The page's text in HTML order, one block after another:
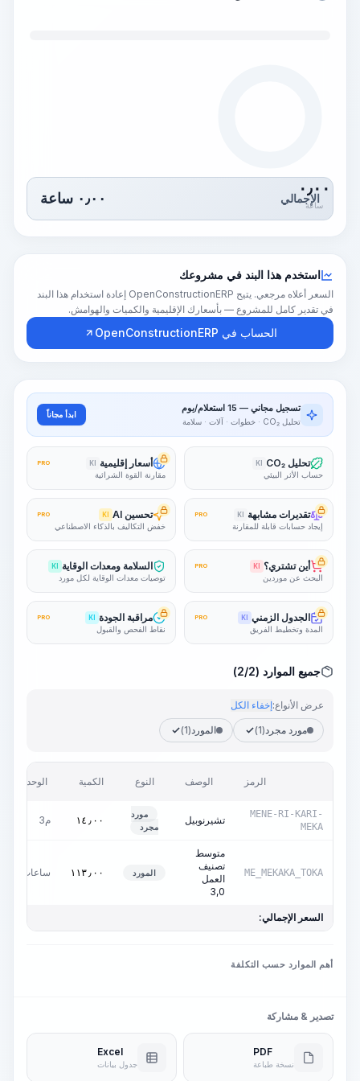
٠٫٠٠
ساعة
الإجمالي ٠٫٠٠ ساعة
استخدم هذا البند في مشروعك
السعر أعلاه مرجعي. يتيح OpenConstructionERP إعادة استخدام هذا البند
في تقدير كامل للمشروع — بأسعارك الإقليمية والكميات والهوامش.
الحساب في OpenConstructionERP
تسجيل مجاني — 15 استعلام/يوم
تحليل CO₂ · خطوات · آلات · سلامة
ابدأ مجاناً
تحليل CO₂ KI
حساب الأثر البيئي
أسعار إقليمية KI
PRO
مقارنة القوة الشرائية
تقديرات مشابهة KI
PRO
إيجاد حسابات قابلة للمقارنة
تحسين AI KI
PRO
خفض التكاليف بالذكاء الاصطناعي
أين تشتري؟ KI
PRO
البحث عن موردين
السلامة ومعدات الوقاية KI
توصيات معدات الوقاية لكل مورد
الجدول الزمني KI
PRO
المدة وتخطيط الفريق
مراقبة الجودة KI
PRO
نقاط الفحص والقبول
جميع الموارد (2/2)
عرض الأنواع:إخفاء الكل
مورد مجرد(1) المورد(1)
الرمز الوصف النوع الكمية الوحدة
MENE-RI-KARI-
MEKA
تشيرنوبيل
مورد
مجرد
١٤٫٠٠ م3
ME_MEKAKA_TOKA
متوسط
تصنيف
العمل
3,0
المورد ١١٣٫٠٠ ساعات
السعر الإجمالي:
أهم الموارد حسب التكلفة
تصدير & مشاركة
PDF
نسخة طباعة
Excel
جدول بيانات